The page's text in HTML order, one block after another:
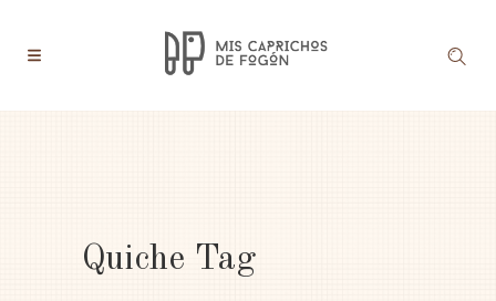
Quiche Tag